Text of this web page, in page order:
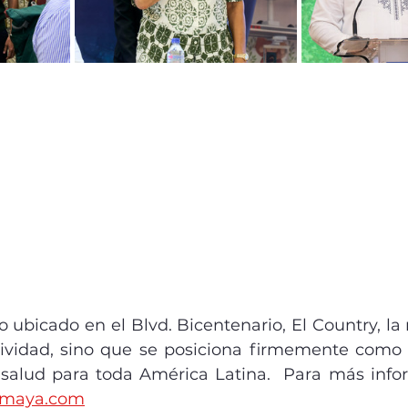
ubicado en el Blvd. Bicentenario, El Country, la
sino que se posiciona firmemente